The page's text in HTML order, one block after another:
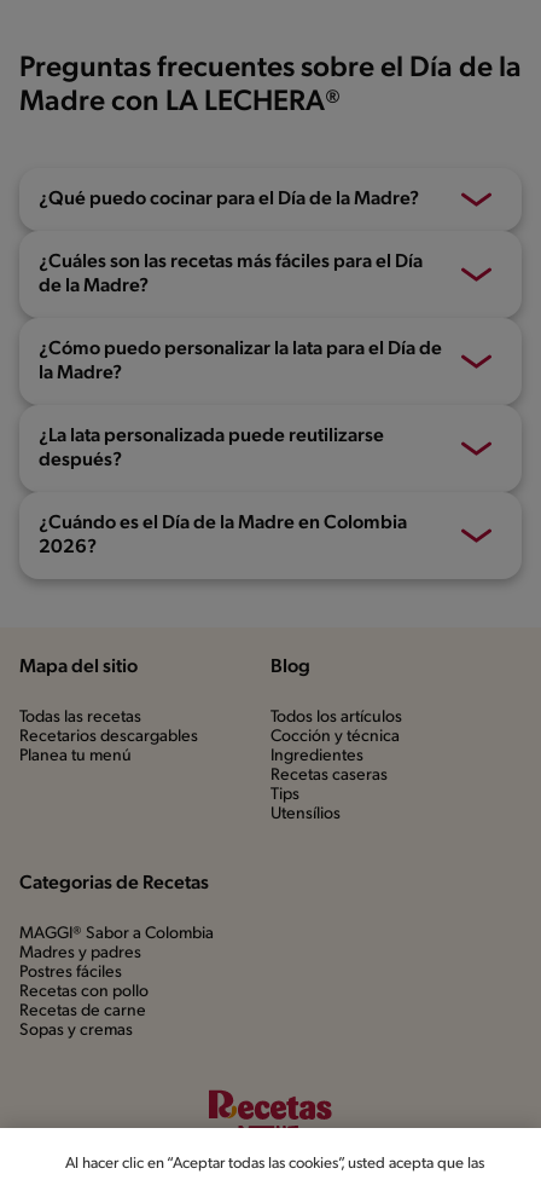
Preguntas frecuentes sobre el Día de la
Madre con LA LECHERA®
¿Qué puedo cocinar para el Día de la Madre?
¿Cuáles son las recetas más fáciles para el Día
de la Madre?
¿Cómo puedo personalizar la lata para el Día de
la Madre?
¿La lata personalizada puede reutilizarse
después?
¿Cuándo es el Día de la Madre en Colombia
2026?
Mapa del sitio
Todas las recetas
Recetarios descargables
Planea tu menú
Blog
Todos los artículos
Cocción y técnica
Ingredientes
Recetas caseras
Tips
Utensílios
Categorias de Recetas
MAGGI® Sabor a Colombia
Madres y padres
Postres fáciles
Recetas con pollo
Recetas de carne
Sopas y cremas
Al hacer clic en “Aceptar todas las cookies”, usted acepta que las